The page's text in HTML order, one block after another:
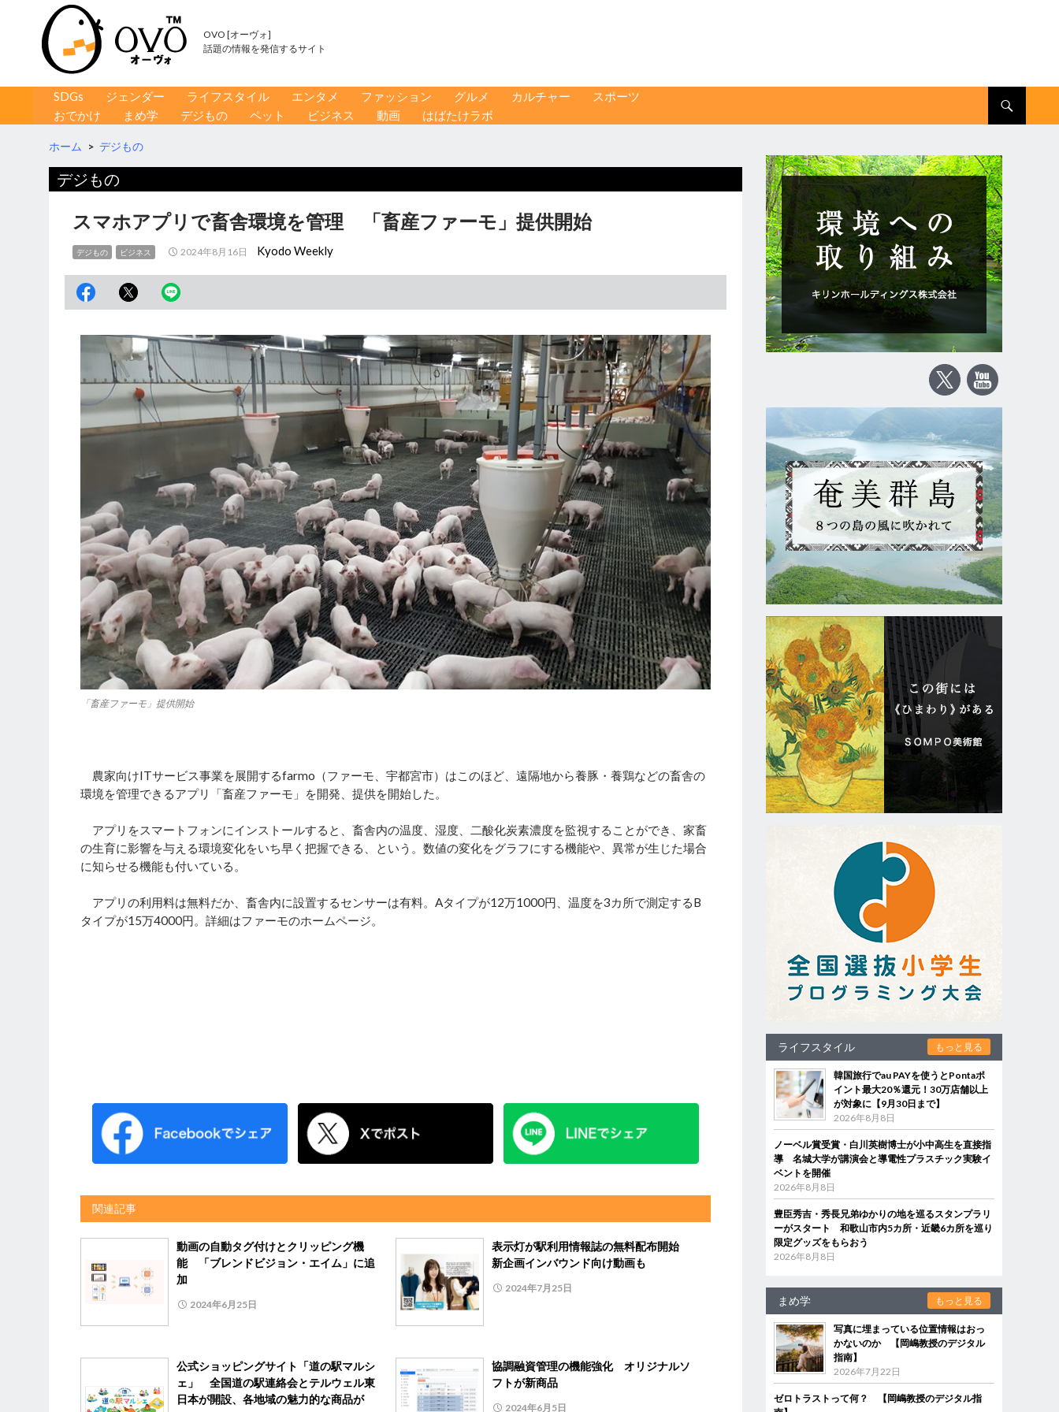
OVO [オーヴォ]
話題の情報を発信するサイト
コンテンツへ移動
SDGs ジェンダー ライフスタイル エンタメ ファッション グルメ カルチャー
スポーツ
おでかけ
まめ学 デジもの ペット ビジネス 動画 はばたけラボ
ホーム > デジもの
デジもの
スマホアプリで畜舎環境を管理 「畜産ファーモ」提供開始
デジもの ビジネス 2024年8月16日 Kyodo Weekly
「畜産ファーモ」提供開始
農家向けITサービス事業を展開するfarmo（ファーモ、宇都宮市）はこのほど、遠隔地から養豚・養鶏などの畜舎の
環境を管理できるアプリ「畜産ファーモ」を開発、提供を開始した。
アプリをスマートフォンにインストールすると、畜舎内の温度、湿度、二酸化炭素濃度を監視することができ、家畜
の生育に影響を与える環境変化をいち早く把握できる、という。数値の変化をグラフにする機能や、異常が生じた場合
に知らせる機能も付いている。
アプリの利用料は無料だか、畜舎内に設置するセンサーは有料。Aタイプが12万1000円、温度を3カ所で測定するB
タイプが15万4000円。詳細はファーモのホームページ。
関連記事
動画の自動タグ付けとクリッピング機
能 「ブレンドビジョン・エイム」に追
加
2024年6月25日
表示灯が駅利用情報誌の無料配布開始
新企画インバウンド向け動画も
2024年7月25日
公式ショッピングサイト「道の駅マルシ
ェ」 全国道の駅連絡会とテルウェル東
日本が開設、各地域の魅力的な商品が
協調融資管理の機能強化 オリジナルソ
フトが新商品
2024年6月5日
ライフスタイル もっと見る
韓国旅行でau PAYを使うとPontaポ
イント最大20％還元！30万店舗以上
が対象に【9月30日まで】
2026年8月8日
ノーベル賞受賞・白川英樹博士が小中高生を直接指
導 名城大学が講演会と導電性プラスチック実験イ
ベントを開催
2026年8月8日
豊臣秀吉・秀長兄弟ゆかりの地を巡るスタンプラリ
ーがスタート 和歌山市内5カ所・近畿6カ所を巡り
限定グッズをもらおう
2026年8月8日
まめ学 もっと見る
写真に埋まっている位置情報はおっ
かないのか 【岡嶋教授のデジタル
指南】
2026年7月22日
ゼロトラストって何？ 【岡嶋教授のデジタル指